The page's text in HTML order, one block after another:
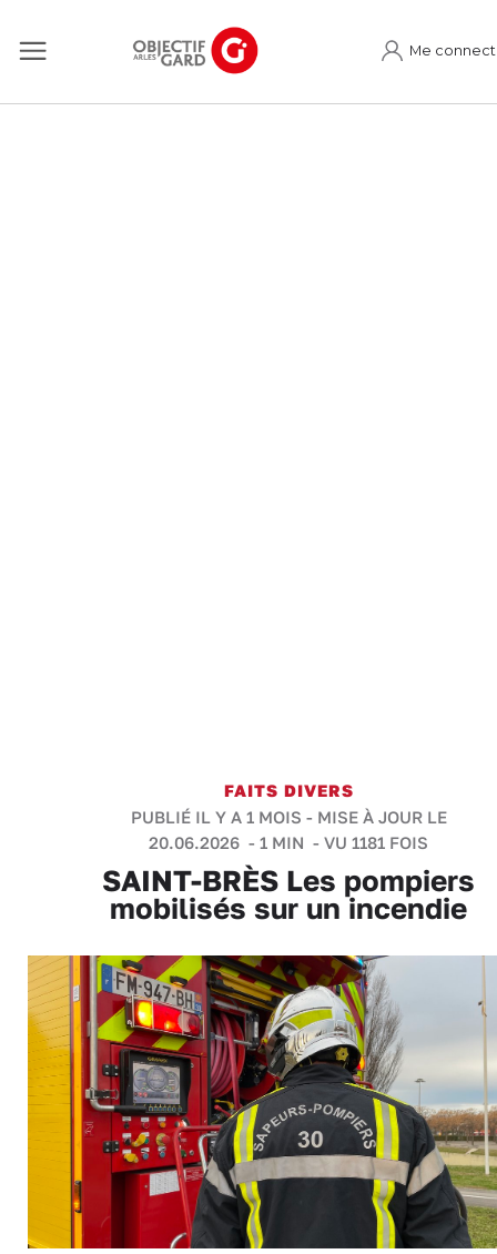
Me
FAITS DIVERS
PUBLIÉ IL Y A 1 MOIS - MISE À JOUR LE
20.06.2026 - 1 MIN - VU 1181 FOIS
SAINT-BRÈS Les pompiers
mobilisés sur un incendie